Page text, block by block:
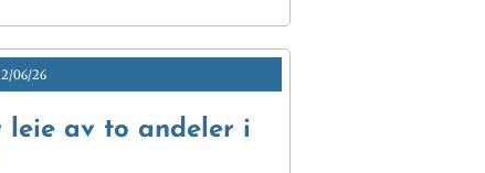
06/26
leie av to andeler i